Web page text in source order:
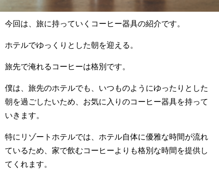
今回は、旅に持っていくコーヒー器具の紹介です。
ホテルでゆっくりとした朝を迎える。
旅先で淹れるコーヒーは格別です。
僕は、旅先のホテルでも、いつものようにゆったりとした
朝を過ごしたいため、お気に入りのコーヒー器具を持って
いきます。
特にリゾートホテルでは、ホテル自体に優雅な時間が流れ
ているため、家で飲むコーヒーよりも格別な時間を提供し
てくれます。